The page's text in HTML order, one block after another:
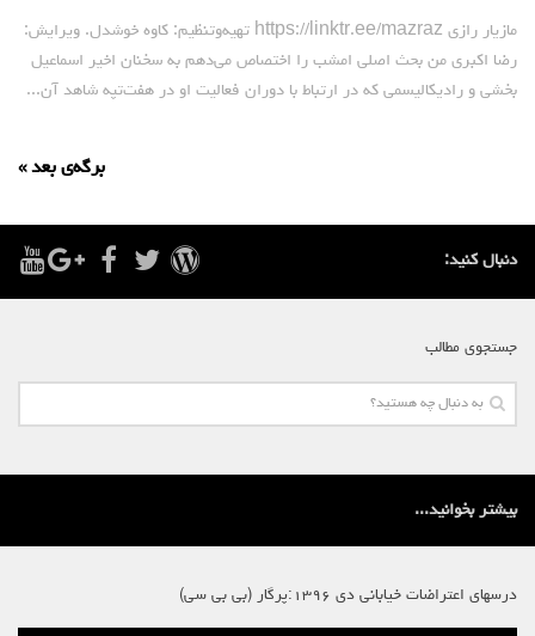
مازیار رازی https://linktr.ee/mazraz تهیه‌وتنظیم: کاوه خوشدل. ویرایش:
رضا اکبری من بحث اصلی امشب را اختصاص می‌دهم به سخنان اخیر اسماعیل
بخشی و رادیکالیسمی که در ارتباط با دوران فعالیت او در هفت‌تپه شاهد آن...
برگه‌ی بعد »
دنبال کنید:
جستجوی مطالب
بیشتر بخوانید...
درسهای اعتراضات خیابانی دی ۱۳۹۶:پرگار (بی بی سی)